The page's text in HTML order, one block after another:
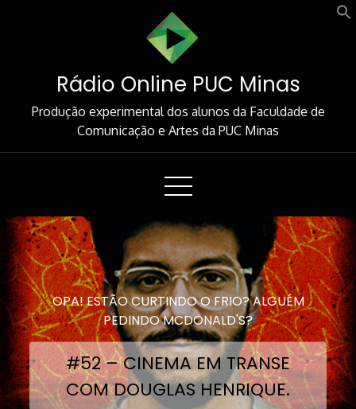
Rádio Online PUC Minas
Produção experimental dos alunos da Faculdade de
Comunicação e Artes da PUC Minas
OPA! ESTÃO CURTINDO O FRIO? ALGUÉM
PEDINDO MCDONALD'S?
#52 – CINEMA EM TRANSE
COM DOUGLAS HENRIQUE.